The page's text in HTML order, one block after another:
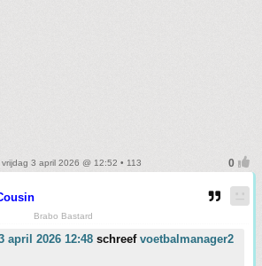
vrijdag 3 april 2026 @ 12:52 • 113
Brabo Bastard
april 2026 12:48 schreef voetbalmanager2